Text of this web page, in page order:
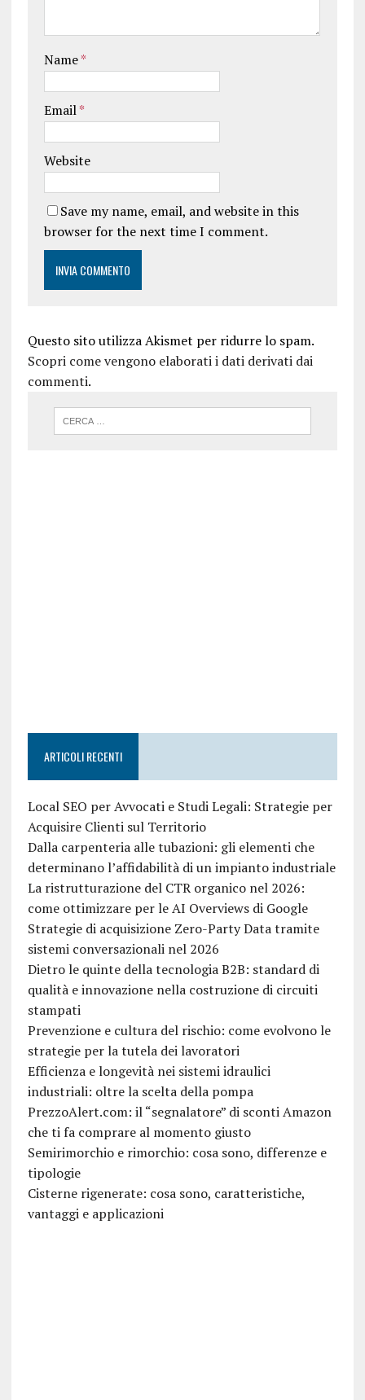
Name*
Email*
Website
Save my name, email, and website in this
browser for the next time I comment.
Questo sito utilizza Akismet per ridurre lo spam.
Scopri come vengono elaborati i dati derivati dai
commenti.
ARTICOLI RECENTI
Local SEO per Avvocati e Studi Legali: Strategie per
Acquisire Clienti sul Territorio
Dalla carpenteria alle tubazioni: gli elementi che
determinano l’affidabilità di un impianto industriale
La ristrutturazione del CTR organico nel 2026:
come ottimizzare per le AI Overviews di Google
Strategie di acquisizione Zero-Party Data tramite
sistemi conversazionali nel 2026
Dietro le quinte della tecnologia B2B: standard di
qualità e innovazione nella costruzione di circuiti
stampati
Prevenzione e cultura del rischio: come evolvono le
strategie per la tutela dei lavoratori
Efficienza e longevità nei sistemi idraulici
industriali: oltre la scelta della pompa
PrezzoAlert.com: il “segnalatore” di sconti Amazon
che ti fa comprare al momento giusto
Semirimorchio e rimorchio: cosa sono, differenze e
tipologie
Cisterne rigenerate: cosa sono, caratteristiche,
vantaggi e applicazioni